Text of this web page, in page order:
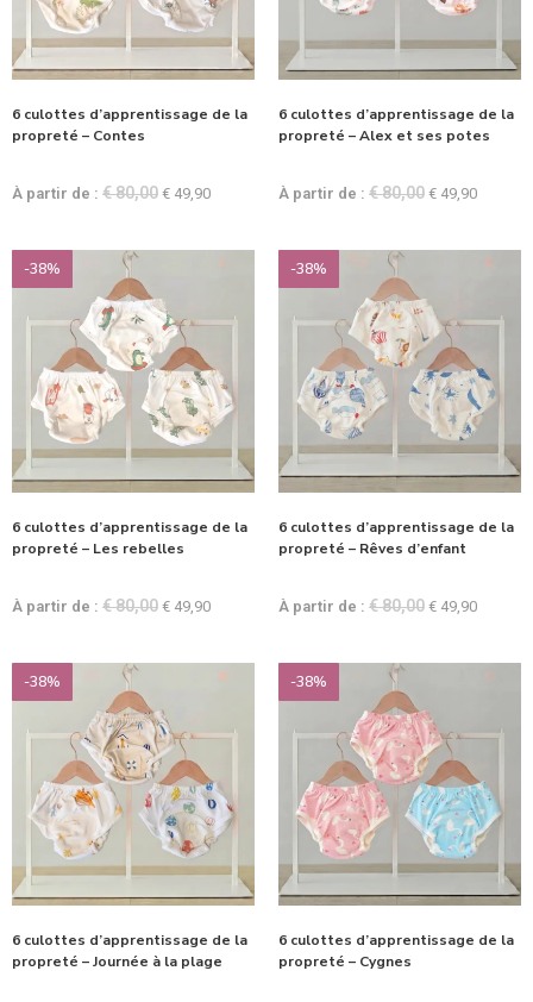
6 culottes d’apprentissage de la
propreté – Contes
À partir de : €80,00 € 49,90
6 culottes d’apprentissage de la
propreté – Alex et ses potes
À partir de : €80,00 € 49,90
-38%
6 culottes d’apprentissage de la
propreté – Les rebelles
À partir de : €80,00 € 49,90
-38%
6 culottes d’apprentissage de la
propreté – Rêves d’enfant
À partir de : €80,00 € 49,90
-38%
6 culottes d’apprentissage de la
propreté – Journée à la plage
-38%
6 culottes d’apprentissage de la
propreté – Cygnes